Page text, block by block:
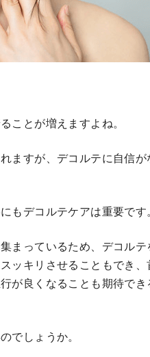
ことが増えますよね。
ますが、デコルテに自信
もデコルテケアは重要です。
まっているため、デコル
ッキリさせることもでき
が良くなることも期待で
でしょうか。